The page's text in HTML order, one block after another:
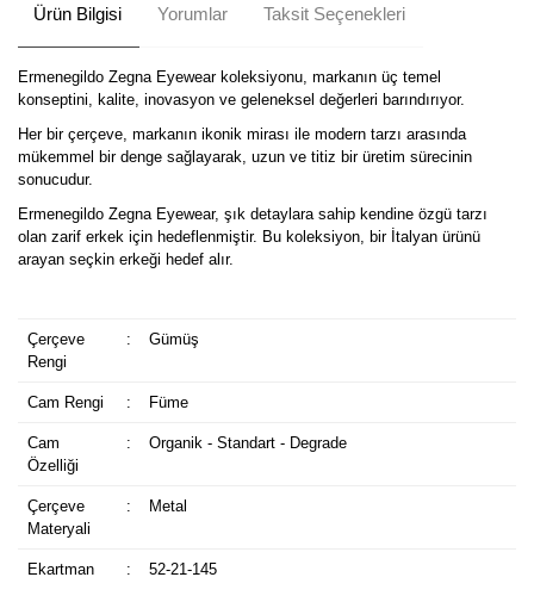
Ürün Bilgisi Yorumlar Taksit Seçenekleri
Ermenegildo Zegna Eyewear koleksiyonu, markanın üç temel
konseptini, kalite, inovasyon ve geleneksel değerleri barındırıyor.
Her bir çerçeve, markanın ikonik mirası ile modern tarzı arasında
mükemmel bir denge sağlayarak, uzun ve titiz bir üretim sürecinin
sonucudur.
Ermenegildo Zegna Eyewear, şık detaylara sahip kendine özgü tarzı
olan zarif erkek için hedeflenmiştir. Bu koleksiyon, bir İtalyan ürünü
arayan seçkin erkeği hedef alır.
Çerçeve
Rengi
: Gümüş
Cam Rengi : Füme
Cam
Özelliği
: Organik - Standart - Degrade
Çerçeve
Materyali
: Metal
Ekartman : 52-21-145